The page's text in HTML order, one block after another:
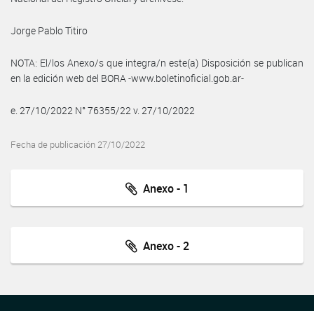
Jorge Pablo Titiro
NOTA: El/los Anexo/s que integra/n este(a) Disposición se publican
en la edición web del BORA -www.boletinoficial.gob.ar-
e. 27/10/2022 N° 76355/22 v. 27/10/2022
Fecha de publicación 27/10/2022
Anexo - 1
Anexo - 2